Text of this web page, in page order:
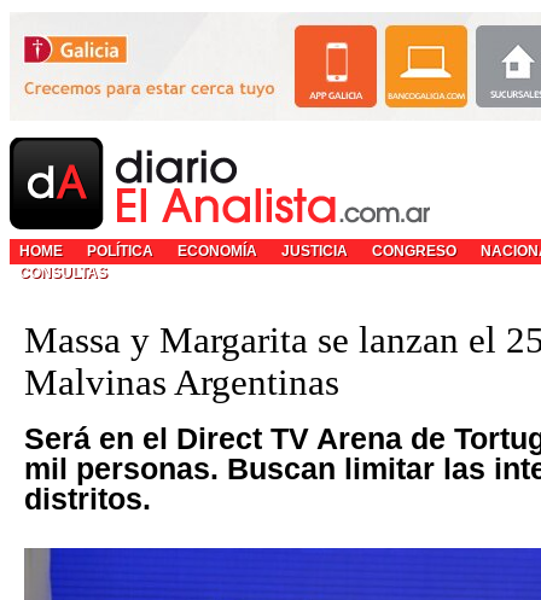
HOME POLÍTICA ECONOMÍA JUSTICIA CONGRESO
CONSULTAS
Massa y Margarita se lanzan el
Malvinas Argentinas
Será en el Direct TV Arena de
mil personas. Buscan limitar las
distritos.